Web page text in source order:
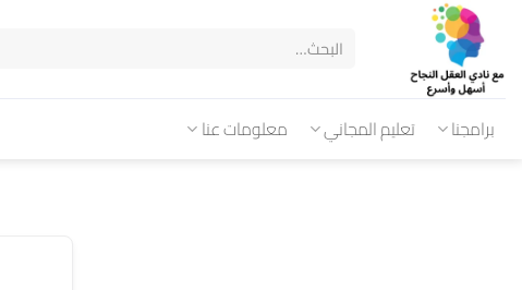
برامجنا تعليم المجاني معلومات عنا